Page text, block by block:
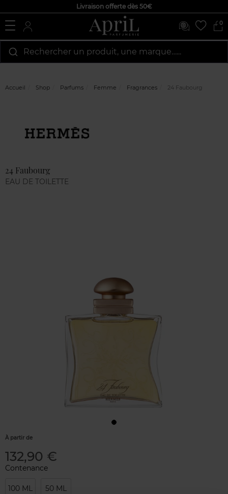
Livraison offerte dès 50€
0
Rechercher un produit, une marque…...
Accueil Shop Parfums Femme Fragrances 24 Faubourg
24 Faubourg
EAU DE TOILETTE
À partir de
132,90 €
Contenance
100 ML 50 ML